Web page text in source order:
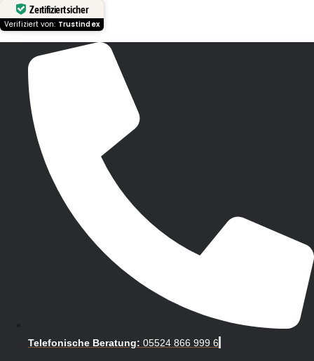
Zertifiziert sicher
Verifiziert von: Trustindex
Telefonische Beratung: 05524 866 999 6